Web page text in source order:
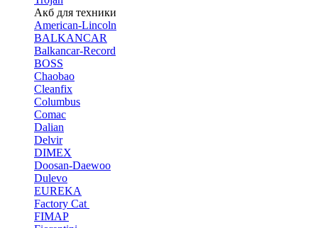
Акб для техники
American-Lincoln
BALKANCAR
Balkancar-Record
BOSS
Chaobao
Cleanfix
Columbus
Comac
Dalian
Delvir
DIMEX
Doosan-Daewoo
Dulevo
EUREKA
Factory Cat
FIMAP